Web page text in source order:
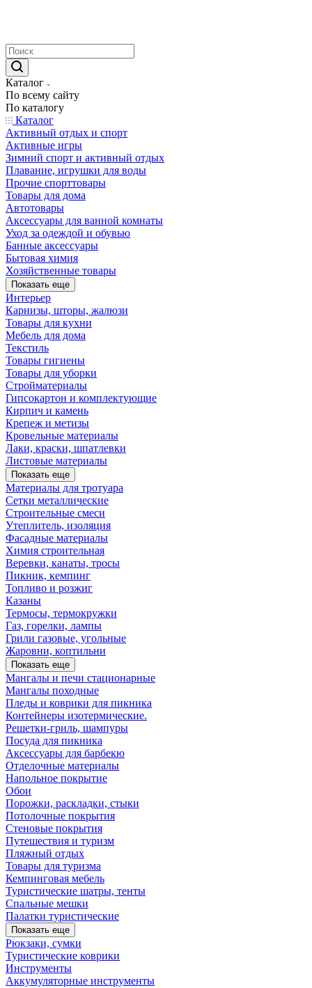
Каталог
По всему сайту
По каталогу
Каталог
Активный отдых и спорт
Активные игры
Зимний спорт и активный отдых
Плавание, игрушки для воды
Прочие спорттовары
Товары для дома
Автотовары
Аксессуары для ванной комнаты
Уход за одеждой и обувью
Банные аксессуары
Бытовая химия
Хозяйственные товары
Показать еще
Интерьер
Карнизы, шторы, жалюзи
Товары для кухни
Мебель для дома
Текстиль
Товары гигиены
Товары для уборки
Стройматериалы
Гипсокартон и комплектующие
Кирпич и камень
Крепеж и метизы
Кровельные материалы
Лаки, краски, шпатлевки
Листовые материалы
Показать еще
Материалы для тротуара
Сетки металлические
Строительные смеси
Утеплитель, изоляция
Фасадные материалы
Химия строительная
Веревки, канаты, тросы
Пикник, кемпинг
Топливо и розжиг
Казаны
Термосы, термокружки
Газ, горелки, лампы
Грили газовые, угольные
Жаровни, коптильни
Показать еще
Мангалы и печи стационарные
Мангалы походные
Пледы и коврики для пикника
Контейнеры изотермические.
Решетки-гриль, шампуры
Посуда для пикника
Аксессуары для барбекю
Отделочные материалы
Напольное покрытие
Обои
Порожки, раскладки, стыки
Потолочные покрытия
Стеновые покрытия
Путешествия и туризм
Пляжный отдых
Товары для туризма
Кемпинговая мебель
Туристические шатры, тенты
Спальные мешки
Палатки туристические
Показать еще
Рюкзаки, сумки
Туристические коврики
Инструменты
Аккумуляторные инструменты